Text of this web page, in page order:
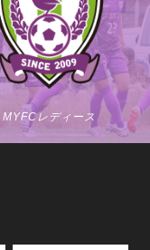
MYFCレディース